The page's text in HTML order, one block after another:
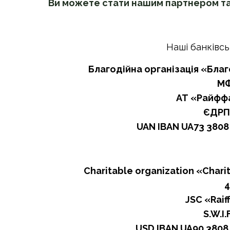
Ви можете стати нашим партнером
Наші
Благодійна організація
АТ
UAN IBAN UA73
Charitable organization
JSC